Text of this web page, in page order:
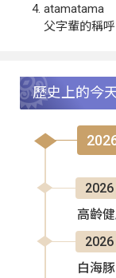
atamatama
父字輩的稱呼
歷史上的今
2026
高齡
2026
白海